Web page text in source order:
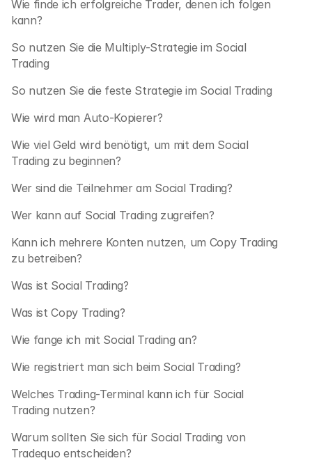
Wie finde ich erfolgreiche Trader, denen ich folgen
kann?
So nutzen Sie die Multiply-Strategie im Social
Trading
So nutzen Sie die feste Strategie im Social Trading
Wie wird man Auto-Kopierer?
Wie viel Geld wird benötigt, um mit dem Social
Trading zu beginnen?
Wer sind die Teilnehmer am Social Trading?
Wer kann auf Social Trading zugreifen?
Kann ich mehrere Konten nutzen, um Copy Trading
zu betreiben?
Was ist Social Trading?
Was ist Copy Trading?
Wie fange ich mit Social Trading an?
Wie registriert man sich beim Social Trading?
Welches Trading-Terminal kann ich für Social
Trading nutzen?
Warum sollten Sie sich für Social Trading von
Tradequo entscheiden?